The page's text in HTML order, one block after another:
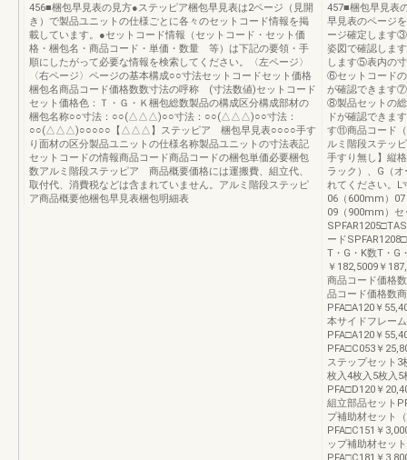
456■梱包早見表の見方●ステッピア梱包早見表は2ページ（見開
き）で製品ユニットの仕様ごとに各々のセットコード情報を掲
載しています。●セットコード情報（セットコード・セット価
格・梱包名・商品コード・単価・数量 等）は下記の要領・手
順にしたがって必要な情報を検索してください。〈左ページ〉
〈右ページ〉ページの基本構成○○寸法セットコードセット価格
梱包名商品コード価格数数寸法の呼称 (寸法数値)セットコード
セット価格色：Ｔ・Ｇ・Ｋ梱包総数製品の構成区分構成部材の
梱包名称○○寸法：○○(△△△)○○寸法：○○(△△△)○○寸法：
○○(△△△)○○○○○【△△△】ステッピア 梱包早見表○○○○手す
り面材の区分製品ユニットの仕様名称製品ユニットの寸法表記
セットコードの情報商品コード商品コードの梱包単価必要梱包
数アルミ階段ステッピア 商品概要価格には運搬費、組立代、
取付代、消費税などは含まれていません。アルミ階段ステッピ
ア商品概要他梱包早見表梱包明細表
457■梱包早見表
早見表のページ
ージ確定します
姿図で確認しま
します⑤表内の
⑥セットコード
が確認できます
⑧製品セットの
ドが確認できま
す⑪商品コード（
ルミ階段ステッ
手すり無し】縦
ラック）、G（
れてください。
06（600mm）
09（900mm）セ
ード
T・G・K数T・G
￥182,5009￥
商品コード価格
品コード価格数
PFA□A120￥
本サイドフレー
PFA□A120￥
PFA□C053￥
ステップセット3
枚入4枚入5枚入5
PFA□D120￥
組立部品セット
プ補助材セット
PFA□C151￥
ップ補助材セッ
PFA□C181￥